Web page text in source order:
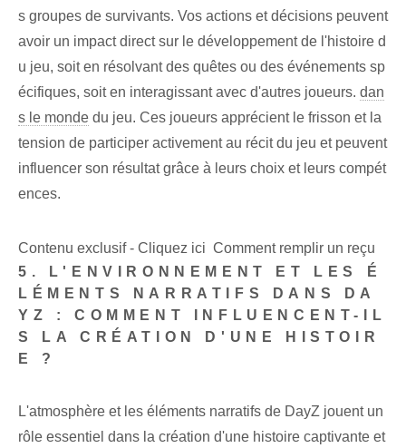
s groupes de survivants. Vos actions et décisions peuvent
avoir un impact direct sur le développement de l'histoire d
u jeu, soit en résolvant des quêtes ou des événements sp
écifiques, soit en interagissant avec d'autres joueurs. dan
s le monde du jeu. Ces joueurs apprécient le frisson et la
tension de participer activement au récit du jeu et peuvent
influencer son résultat grâce à leurs choix et leurs compét
ences.
Contenu exclusif - Cliquez ici Comment remplir un reçu
5. L'ENVIRONNEMENT ET LES É
LÉMENTS NARRATIFS DANS DA
YZ : COMMENT INFLUENCENT-IL
S LA CRÉATION D'UNE HISTOIR
E ?
L'atmosphère et les éléments narratifs de DayZ jouent un
rôle essentiel dans la création d'une histoire captivante et